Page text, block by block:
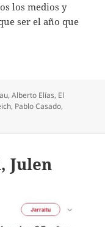
los medios y
ser el año que
,Alberto Elías, El
, Pablo Casado,
Julen